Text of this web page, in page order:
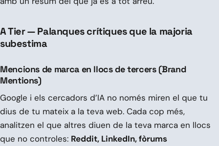
A Tier — Palanques crítiques que la majoria
subestima
Mencions de marca en llocs de tercers (Brand
Mentions)
Google i els cercadors d’IA no només miren el que tu
dius de tu mateix a la teva web. Cada cop més,
analitzen el que altres diuen de la teva marca en llocs
que no controles: Reddit, LinkedIn, fòrums